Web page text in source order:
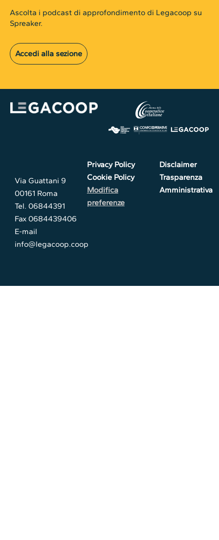
Ascolta i podcast di approfondimento di Legacoop su
Spreaker.
Accedi alla sezione
Via Guattani 9
00161 Roma
Tel. 06844391
Fax 0684439406
E-mail
info@legacoop.coop
Privacy Policy
Cookie Policy
Modifica
preferenze
Disclaimer
Trasparenza
Amministrativa